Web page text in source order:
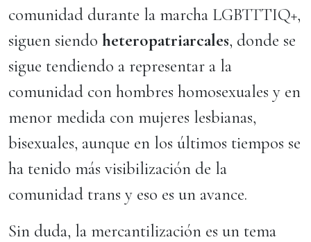
comunidad durante la marcha LGBTTTIQ+,
siguen siendo heteropatriarcales, donde se
sigue tendiendo a representar a la
comunidad con hombres homosexuales y en
menor medida con mujeres lesbianas,
bisexuales, aunque en los últimos tiempos se
ha tenido más visibilización de la
comunidad trans y eso es un avance.
Sin duda, la mercantilización es un tema